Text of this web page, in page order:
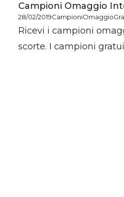
Campioni Omaggio
28/02/2019
Ricevi i campioni
scorte. I campioni